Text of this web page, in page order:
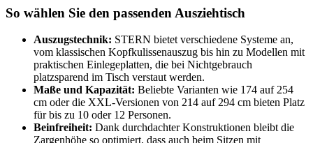
So wählen Sie den passenden Ausziehtisch
Auszugstechnik: STERN bietet verschiedene Systeme an,
vom klassischen Kopfkulissenauszug bis hin zu Modellen mit
praktischen Einlegeplatten, die bei Nichtgebrauch
platzsparend im Tisch verstaut werden.
Maße und Kapazität: Beliebte Varianten wie 174 auf 254
cm oder die XXL-Versionen von 214 auf 294 cm bieten Platz
für bis zu 10 oder 12 Personen.
Beinfreiheit: Dank durchdachter Konstruktionen bleibt die
Zargenhöhe so optimiert, dass auch beim Sitzen mit